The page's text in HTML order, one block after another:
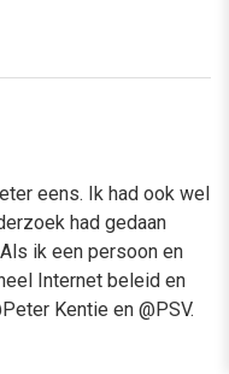
eens. Ik had ook wel
had gedaan
ik een persoon en
Internet beleid en
Kentie en @PSV.